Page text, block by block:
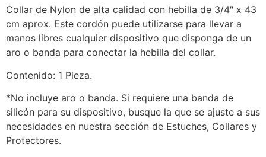
Collar de Nylon de alta calidad con hebilla de 3/4″ x 43
cm aprox. Este cordón puede utilizarse para llevar a
manos libres cualquier dispositivo que disponga de un
aro o banda para conectar la hebilla del collar.
Contenido: 1 Pieza.
*No incluye aro o banda. Si requiere una banda de
silicón para su dispositivo, busque la que se ajuste a sus
necesidades en nuestra sección de Estuches, Collares y
Protectores.